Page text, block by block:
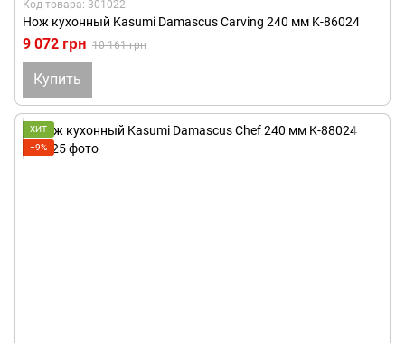
Код товара: 301022
Нож кухонный Kasumi Damascus Carving 240 мм K-86024
9 072 грн 10 161 грн
Купить
ХИТ
−9%